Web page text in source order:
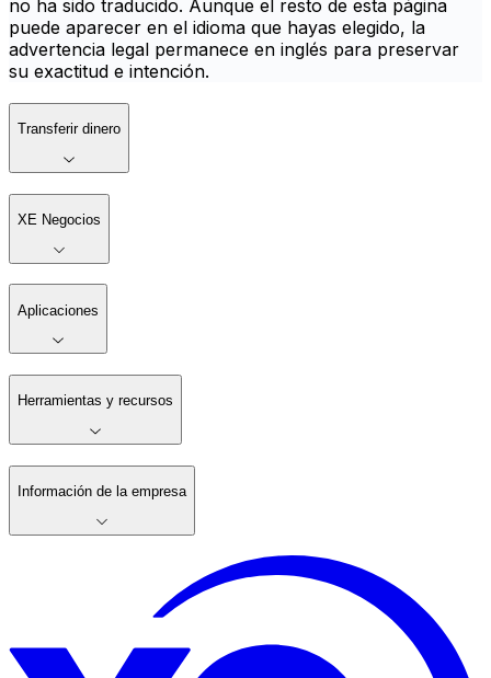
no ha sido traducido. Aunque el resto de esta página
puede aparecer en el idioma que hayas elegido, la
advertencia legal permanece en inglés para preservar
su exactitud e intención.
Transferir dinero
XE Negocios
Aplicaciones
Herramientas y recursos
Información de la empresa